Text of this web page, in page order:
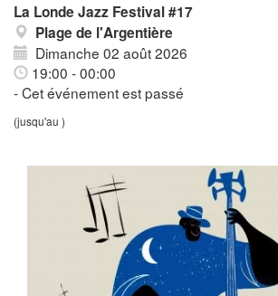
La Londe Jazz Festival #17
Plage de l'Argentière
Dimanche 02 août 2026
19:00 - 00:00
- Cet événement est passé
(jusqu'au )